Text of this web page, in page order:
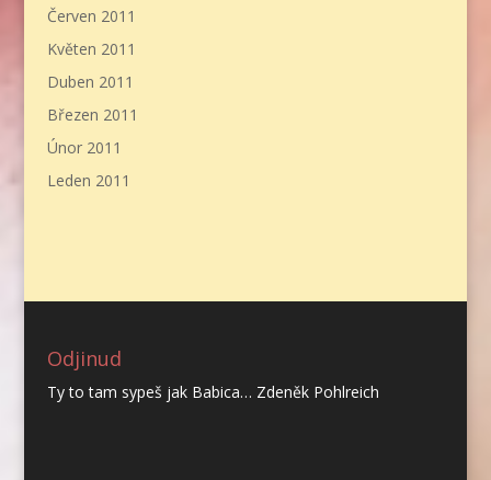
Červen 2011
Květen 2011
Duben 2011
Březen 2011
Únor 2011
Leden 2011
Odjinud
Ty to tam sypeš jak Babica… Zdeněk Pohlreich